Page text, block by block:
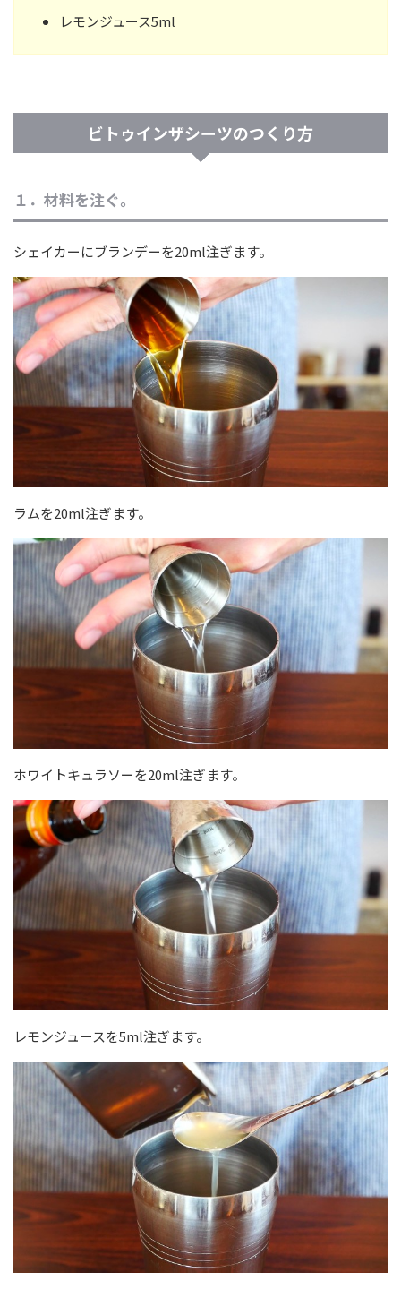
レモンジュース5ml
ビトゥインザシーツのつくり方
１．材料を注ぐ。
シェイカーにブランデーを20ml注ぎます。
ラムを20ml注ぎます。
ホワイトキュラソーを20ml注ぎます。
レモンジュースを5ml注ぎます。